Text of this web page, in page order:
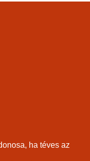
ha téves az